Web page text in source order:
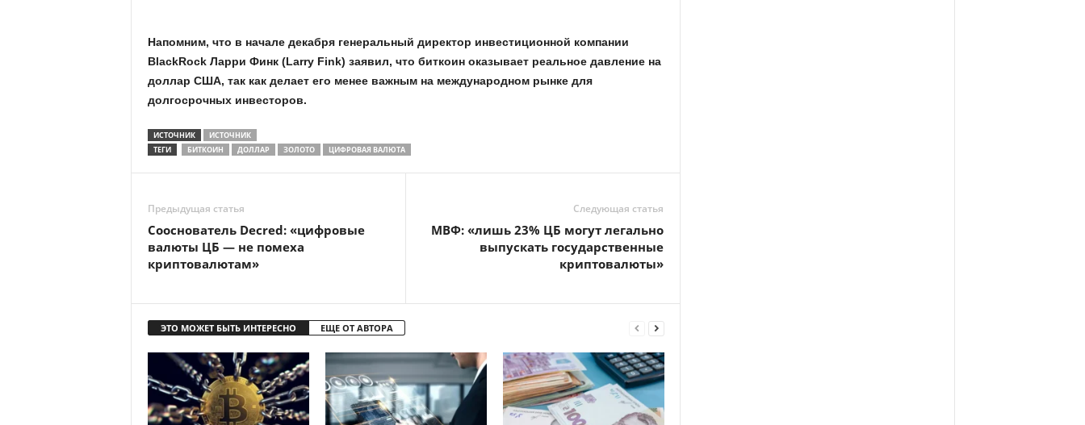
Напомним, что в начале декабря генеральный директор инвестиционной компании
BlackRock Ларри Финк (Larry Fink) заявил, что биткоин оказывает реальное давление на
доллар США, так как делает его менее важным на международном рынке для
долгосрочных инвесторов.
ИСТОЧНИК
ИСТОЧНИК
ТЕГИ
БИТКОИН ДОЛЛАР ЗОЛОТО ЦИФРОВАЯ ВАЛЮТА
Предыдущая статья
Сооснователь Decred: «цифровые
валюты ЦБ — не помеха
криптовалютам»
Следующая статья
МВФ: «лишь 23% ЦБ могут легально
выпускать государственные
криптовалюты»
ЭТО МОЖЕТ БЫТЬ ИНТЕРЕСНО ЕЩЕ ОТ АВТОРА